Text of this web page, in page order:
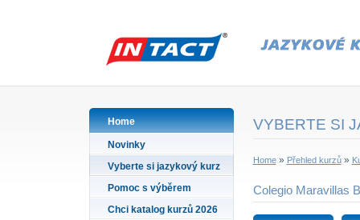
Home
Novinky
Vyberte si jazykový kurz
Pomoc s výběrem
Chci katalog kurzů 2026
VYBERTE SI
Home» Přehled kurzů»
Colegio Maravillas